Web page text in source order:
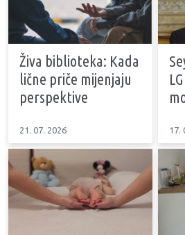
Živa biblioteka: Kada
lične priče mijenjaju
perspektive
21. 07. 2026 17.